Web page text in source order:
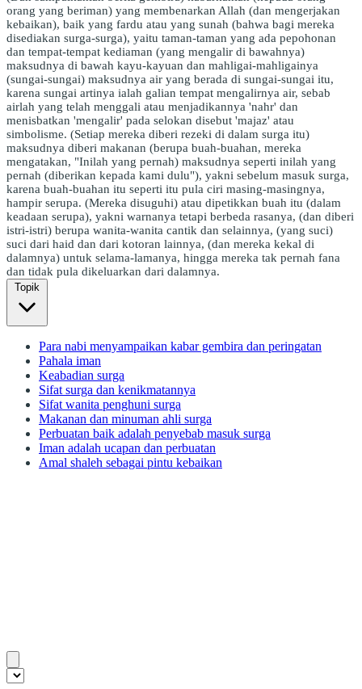
orang yang beriman) yang membenarkan Allah (dan mengerjakan
kebaikan), baik yang fardu atau yang sunah (bahwa bagi mereka
disediakan surga-surga), yaitu taman-taman yang ada pepohonan
dan tempat-tempat kediaman (yang mengalir di bawahnya)
maksudnya di bawah kayu-kayuan dan mahligai-mahligainya
(sungai-sungai) maksudnya air yang berada di sungai-sungai itu,
karena sungai artinya ialah galian tempat mengalirnya air, sebab
airlah yang telah menggali atau menjadikannya 'nahr' dan
menisbatkan 'mengalir' pada selokan disebut 'majaz' atau
simbolisme. (Setiap mereka diberi rezeki di dalam surga itu)
maksudnya diberi makanan (berupa buah-buahan, mereka
mengatakan, "Inilah yang pernah) maksudnya seperti inilah yang
pernah (diberikan kepada kami dulu"), yakni sebelum masuk surga,
karena buah-buahan itu seperti itu pula ciri masing-masingnya,
hampir serupa. (Mereka disuguhi) atau dipetikkan buah itu (dalam
keadaan serupa), yakni warnanya tetapi berbeda rasanya, (dan diberi
istri-istri) berupa wanita-wanita cantik dan selainnya, (yang suci)
suci dari haid dan dari kotoran lainnya, (dan mereka kekal di
dalamnya) untuk selama-lamanya, hingga mereka tak pernah fana
dan tidak pula dikeluarkan dari dalamnya.
Topik
Para nabi menyampaikan kabar gembira dan peringatan
Pahala iman
Keabadian surga
Sifat surga dan kenikmatannya
Sifat wanita penghuni surga
Makanan dan minuman ahli surga
Perbuatan baik adalah penyebab masuk surga
Iman adalah ucapan dan perbuatan
Amal shaleh sebagai pintu kebaikan